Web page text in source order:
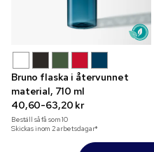
Bruno flaska i återvunnet
material, 710 ml
40,60-63,20 kr
Beställ så få som10
Skickas inom 2 arbetsdagar*